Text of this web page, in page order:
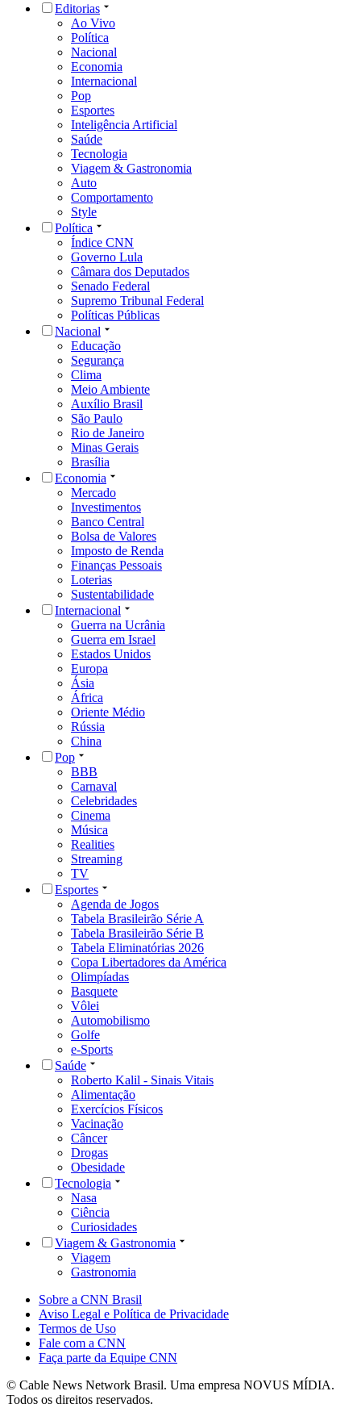
Editorias
Ao Vivo
Política
Nacional
Economia
Internacional
Pop
Esportes
Inteligência Artificial
Saúde
Tecnologia
Viagem & Gastronomia
Auto
Comportamento
Style
Política
Índice CNN
Governo Lula
Câmara dos Deputados
Senado Federal
Supremo Tribunal Federal
Políticas Públicas
Nacional
Educação
Segurança
Clima
Meio Ambiente
Auxílio Brasil
São Paulo
Rio de Janeiro
Minas Gerais
Brasília
Economia
Mercado
Investimentos
Banco Central
Bolsa de Valores
Imposto de Renda
Finanças Pessoais
Loterias
Sustentabilidade
Internacional
Guerra na Ucrânia
Guerra em Israel
Estados Unidos
Europa
Ásia
África
Oriente Médio
Rússia
China
Pop
BBB
Carnaval
Celebridades
Cinema
Música
Realities
Streaming
TV
Esportes
Agenda de Jogos
Tabela Brasileirão Série A
Tabela Brasileirão Série B
Tabela Eliminatórias 2026
Copa Libertadores da América
Olimpíadas
Basquete
Vôlei
Automobilismo
Golfe
e-Sports
Saúde
Roberto Kalil - Sinais Vitais
Alimentação
Exercícios Físicos
Vacinação
Câncer
Drogas
Obesidade
Tecnologia
Nasa
Ciência
Curiosidades
Viagem & Gastronomia
Viagem
Gastronomia
Sobre a CNN Brasil
Aviso Legal e Política de Privacidade
Termos de Uso
Fale com a CNN
Faça parte da Equipe CNN
© Cable News Network Brasil. Uma empresa NOVUS MÍDIA.
Todos os direitos reservados.